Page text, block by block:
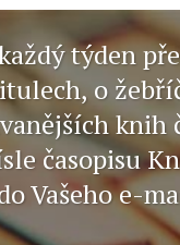
týden
o
knih
časopisu
Vašeho e-